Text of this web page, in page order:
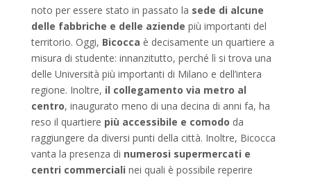
noto per essere stato in passato la sede di alcune
delle fabbriche e delle aziende più importanti del
territorio. Oggi, Bicocca è decisamente un quartiere a
misura di studente: innanzitutto, perché lì si trova una
delle Università più importanti di Milano e dell’intera
regione. Inoltre, il collegamento via metro al
centro, inaugurato meno di una decina di anni fa, ha
reso il quartiere più accessibile e comodo da
raggiungere da diversi punti della città. Inoltre, Bicocca
vanta la presenza di numerosi supermercati e
centri commerciali nei quali è possibile reperire